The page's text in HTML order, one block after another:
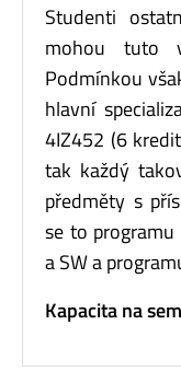
Studenti
mohou tuto
Podmínkou
hlavní
4IZ452 (6
tak každý
předměty s
se to programu
a SW a
Kapacita na